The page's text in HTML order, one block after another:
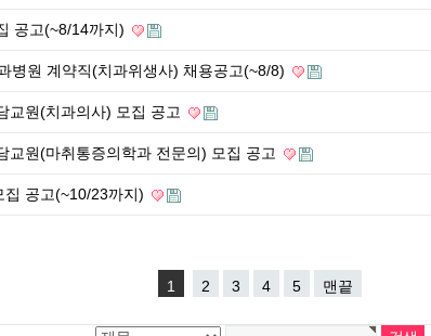
공고(~8/14까지)
병원 계약직(치과위생사) 채용공고(~8/8)
교원(치과의사) 모집 공고
교원(마취통증의학과 전문의) 모집 공고
집 공고(~10/23까지)
1 2 3 4 5 맨끝